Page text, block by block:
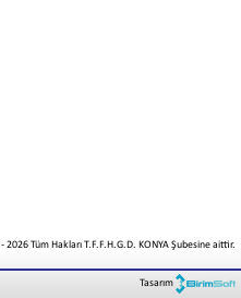
-2026Tüm Hakları T.F.F.H.G.D. KONYA Şubesine aittir.
Tasarım